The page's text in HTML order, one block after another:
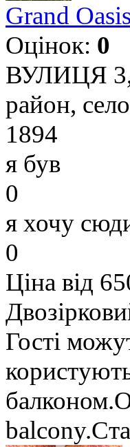
Grand Oasis
Оцінок: 0
ВУЛИЦЯ 3,
район,
1894
я був
0
я хочу
0
Ціна від
Гості